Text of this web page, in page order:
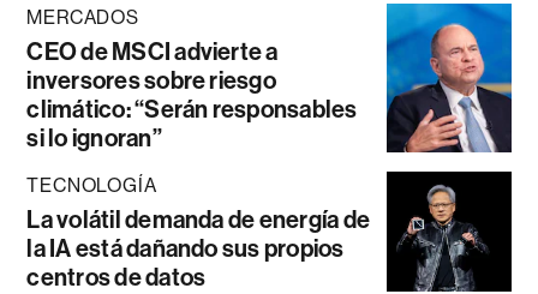
MERCADOS
CEO de MSCI advierte a
inversores sobre riesgo
climático: “Serán responsables
si lo ignoran”
TECNOLOGÍA
La volátil demanda de energía de
la IA está dañando sus propios
centros de datos